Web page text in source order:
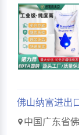
佛山纳富进出
中国广东省